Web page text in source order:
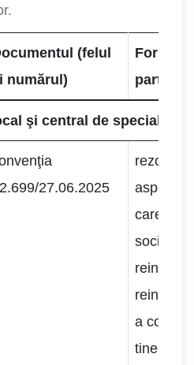
(felul
numărul)
Formă
şi central de specialitate
27.06.2025
aspecte
care
a
tinerilor